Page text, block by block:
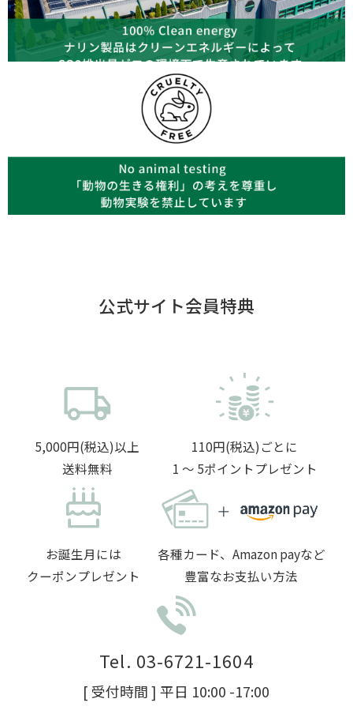
公式サイト会員特典
5,000円(税込)以上
送料無料
110円(税込)ごとに
1 〜 5ポイントプレゼント
お誕生月には
クーポンプレゼント
各種カード、Amazon payなど
豊富なお支払い方法
Tel. 03-6721-1604
[ 受付時間 ] 平日 10:00 -17:00